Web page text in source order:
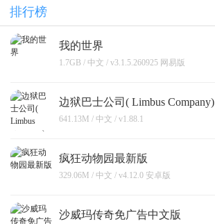
排行榜
我的世界
1.7GB / 中文 / v3.1.5.260925 网易版
边狱巴士公司( Limbus Company)
641.13M / 中文 / v1.88.1
疯狂动物园最新版
329.06M / 中文 / v4.12.0 安卓版
沙威玛传奇免广告中文版